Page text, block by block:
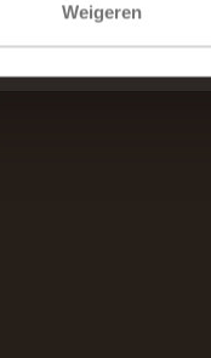
Weigeren